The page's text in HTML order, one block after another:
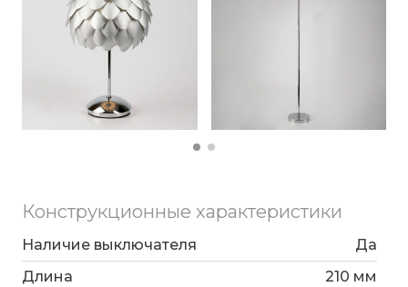
Конструкционные характеристики
Наличие выключателя
Да
Длина
210 мм